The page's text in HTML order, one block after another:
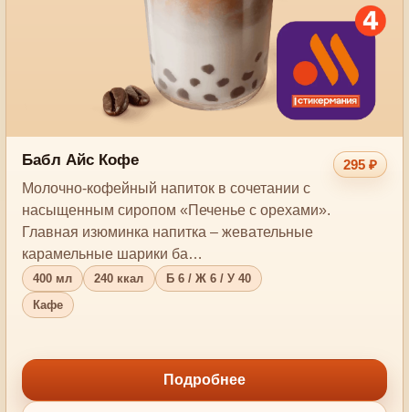
Бабл Айс Кофе
295 ₽
Молочно-кофейный напиток в сочетании с
насыщенным сиропом «Печенье с орехами».
Главная изюминка напитка – жевательные
карамельные шарики ба…
400 мл 240 ккал
Б 6 / Ж 6 / У 40
Кафе
Подробнее